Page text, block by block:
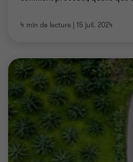
4 min de lecture | 15 juil. 2024